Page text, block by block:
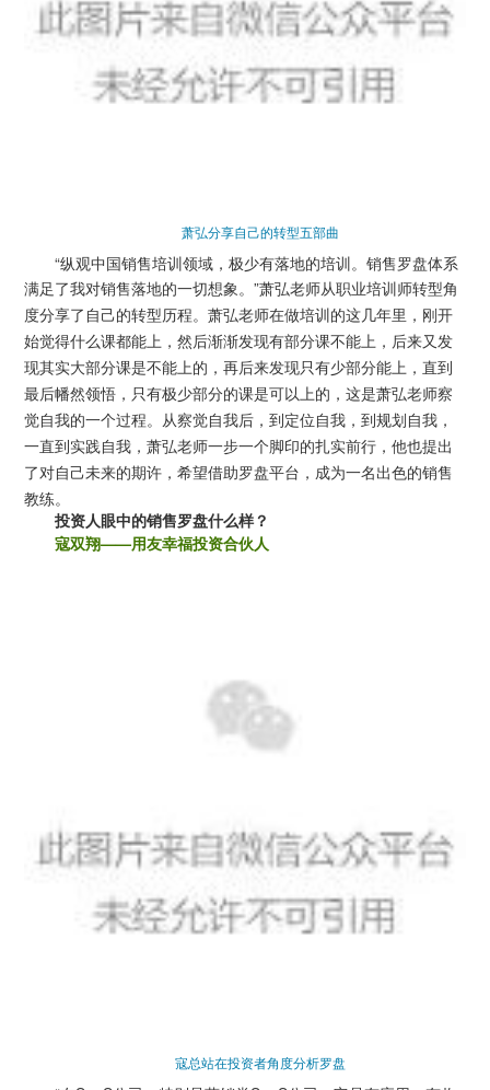
萧弘分享自己的转型五部曲
“纵观中国销售培训领域，极少有落地的培训。销售罗盘体系
满足了我对销售落地的一切想象。”萧弘老师从职业培训师转型角
度分享了自己的转型历程。萧弘老师在做培训的这几年里，刚开
始觉得什么课都能上，然后渐渐发现有部分课不能上，后来又发
现其实大部分课是不能上的，再后来发现只有少部分能上，直到
最后幡然领悟，只有极少部分的课是可以上的，这是萧弘老师察
觉自我的一个过程。从察觉自我后，到定位自我，到规划自我，
一直到实践自我，萧弘老师一步一个脚印的扎实前行，他也提出
了对自己未来的期许，希望借助罗盘平台，成为一名出色的销售
教练。
投资人眼中的销售罗盘什么样？
寇双翔——用友幸福投资合伙人
寇总站在投资者角度分析罗盘